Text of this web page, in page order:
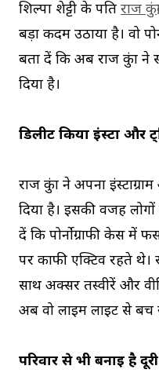
शिल्पा शेट्टी के पति राज
बड़ा कदम उठाया है। वो
बता दें कि अब राज कुंद्रा
दिया है।
डिलीट किया इंस्टा और
राज कुंद्रा ने अपना
दिया है। इसकी वजह
दें कि पोर्नोग्राफी केस में
पर काफी एक्टिव रहते थे।
साथ अक्सर तस्वीरें और
अब वो लाइम लाइट से बच
परिवार से भी बनाई है